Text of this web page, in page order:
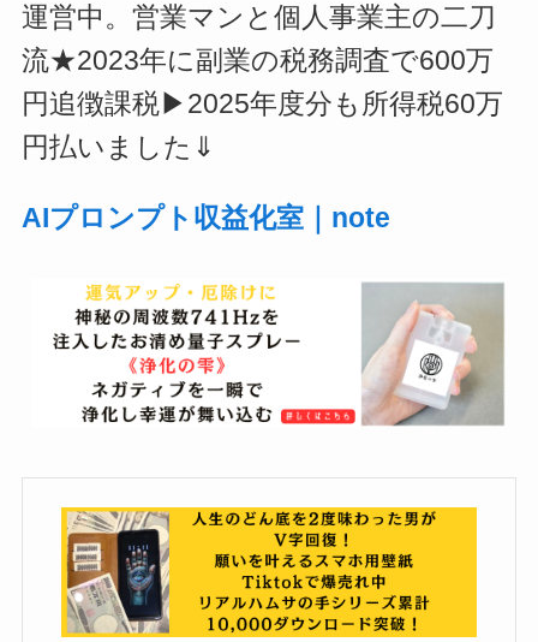
運営中。営業マンと個人事業主の二刀
流★2023年に副業の税務調査で600万
円追徴課税▶2025年度分も所得税60万
円払いました⇓
AIプロンプト収益化室｜note